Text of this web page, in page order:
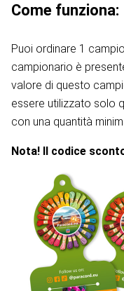
Come funziona:
Puoi ordinare 1
campionario è
valore di questo
essere utilizzato solo
con una quantità
Nota! Il codice